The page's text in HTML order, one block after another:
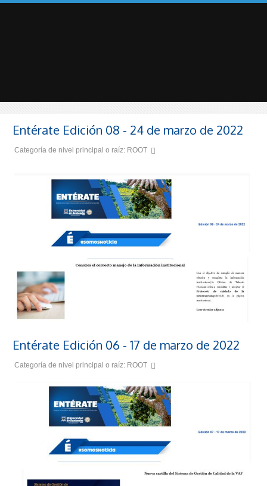
Entérate Edición 08 - 24 de marzo de 2022
Categoría de nivel principal o raíz: ROOT
Entérate Edición 06 - 17 de marzo de 2022
Categoría de nivel principal o raíz: ROOT